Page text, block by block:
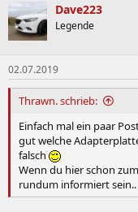
Dave223
Legende
02.07.2019
Thrawn. schrieb:
Einfach mal ein paar
gut welche
falsch
Wenn du hier schon
rundum informiert sein..